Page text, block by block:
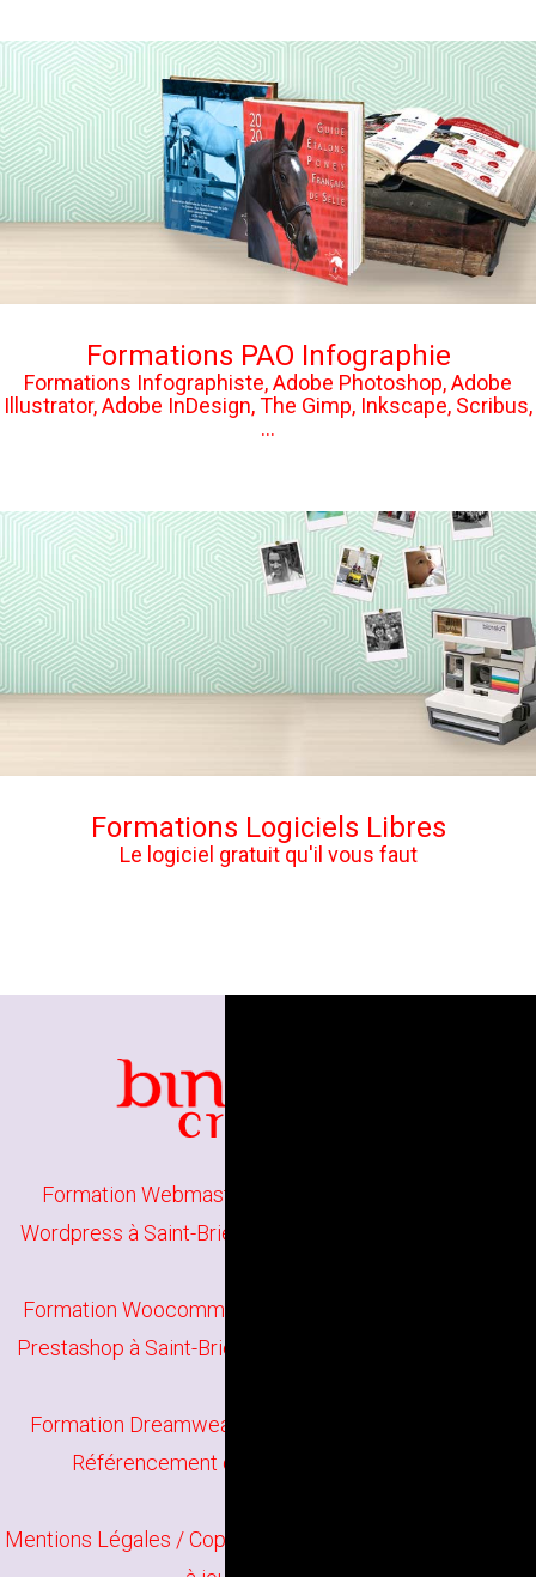
Formations PAO Infographie
Formations Infographiste, Adobe Photoshop, Adobe
Illustrator, Adobe InDesign, The Gimp, Inkscape, Scribus,
...
Formations Logiciels Libres
Le logiciel gratuit qu'il vous faut
Formation Webmaster à Saint-Brieuc
Wordpress à Saint-Brieuc
Formation Woocommerce à Saint-Brieuc
Prestashop à Saint-Brieuc
Formation Dreamweaver à Saint-Brieuc
Référencement de site web à Saint-Brieuc
Mentions Légales / Copyright